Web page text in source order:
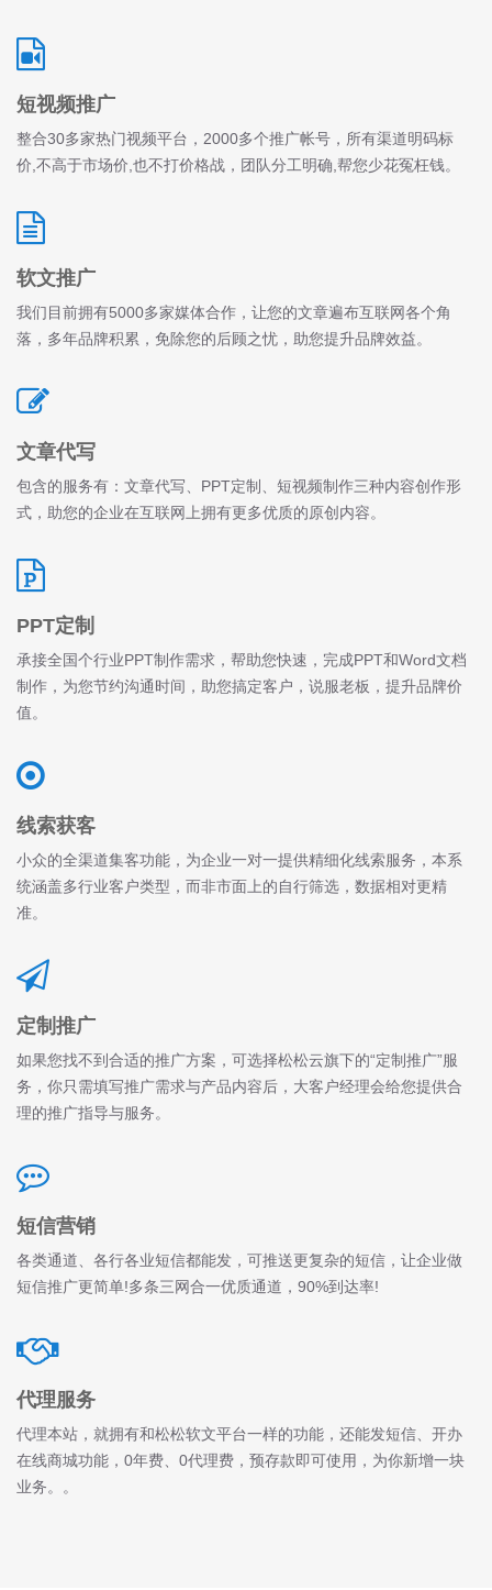
短视频推广
整合30多家热门视频平台，2000多个推广帐号，所有渠道明码标
价,不高于市场价,也不打价格战，团队分工明确,帮您少花冤枉钱。
软文推广
我们目前拥有5000多家媒体合作，让您的文章遍布互联网各个角
落，多年品牌积累，免除您的后顾之忧，助您提升品牌效益。
文章代写
包含的服务有：文章代写、PPT定制、短视频制作三种内容创作形
式，助您的企业在互联网上拥有更多优质的原创内容。
PPT定制
承接全国个行业PPT制作需求，帮助您快速，完成PPT和Word文档
制作，为您节约沟通时间，助您搞定客户，说服老板，提升品牌价
值。
线索获客
小众的全渠道集客功能，为企业一对一提供精细化线索服务，本系
统涵盖多行业客户类型，而非市面上的自行筛选，数据相对更精
准。
定制推广
如果您找不到合适的推广方案，可选择松松云旗下的“定制推广”服
务，你只需填写推广需求与产品内容后，大客户经理会给您提供合
理的推广指导与服务。
短信营销
各类通道、各行各业短信都能发，可推送更复杂的短信，让企业做
短信推广更简单!多条三网合一优质通道，90%到达率!
代理服务
代理本站，就拥有和松松软文平台一样的功能，还能发短信、开办
在线商城功能，0年费、0代理费，预存款即可使用，为你新增一块
业务。。